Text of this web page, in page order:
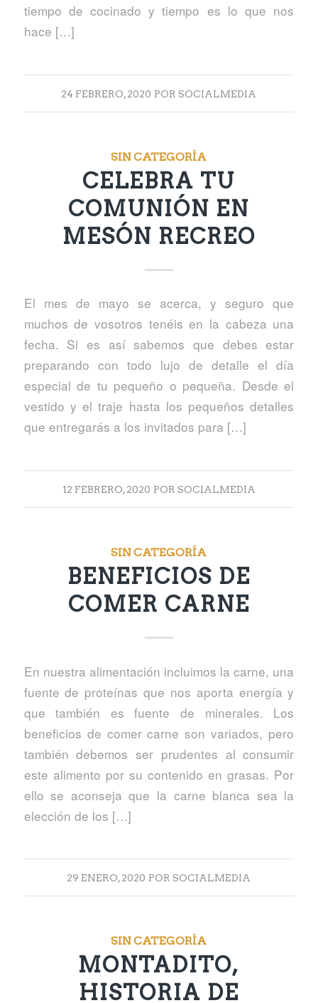
tiempo de cocinado y tiempo es lo que nos
hace […]
24 FEBRERO, 2020 PORSOCIALMEDIA
SIN CATEGORÍA
CELEBRA TU
COMUNIÓN EN
MESÓN RECREO
El mes de mayo se acerca, y seguro que
muchos de vosotros tenéis en la cabeza una
fecha. Si es así sabemos que debes estar
preparando con todo lujo de detalle el día
especial de tu pequeño o pequeña. Desde el
vestido y el traje hasta los pequeños detalles
que entregarás a los invitados para […]
12 FEBRERO, 2020 POR SOCIALMEDIA
SIN CATEGORÍA
BENEFICIOS DE
COMER CARNE
En nuestra alimentación incluimos la carne, una
fuente de proteínas que nos aporta energía y
que también es fuente de minerales. Los
beneficios de comer carne son variados, pero
también debemos ser prudentes al consumir
este alimento por su contenido en grasas. Por
ello se aconseja que la carne blanca sea la
elección de los […]
29 ENERO, 2020 PORSOCIALMEDIA
SIN CATEGORÍA
MONTADITO,
HISTORIA DE